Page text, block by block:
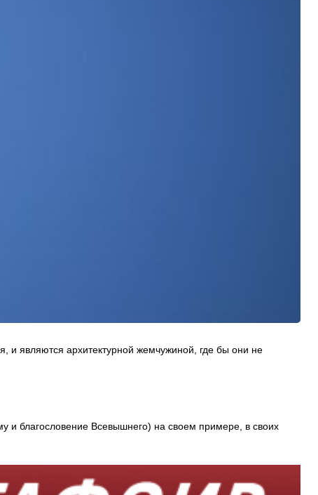
и являются архитектурной жемчужиной, где бы они не
и благословение Всевышнего) на своем примере, в своих